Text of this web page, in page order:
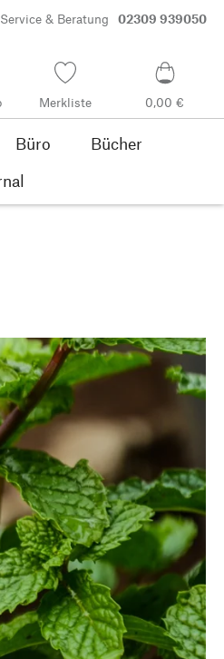
& Beratung 02309 939050
Merkliste 0,00 €
Büro
Bücher